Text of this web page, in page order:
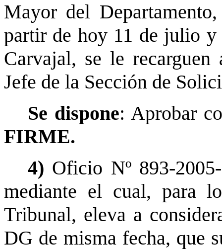
Mayor del
partir de hoy 11 de julio y
Carvajal, se le
Jefe de la Sección de
Se dispone: Aprobar
FIRME.
4) Oficio Nº 893-
mediante el cual, para
Tribunal, eleva a
DG de misma fecha, que